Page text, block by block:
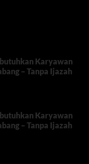
Karyawan
– Tanpa Ijazah
Karyawan
– Tanpa Ijazah